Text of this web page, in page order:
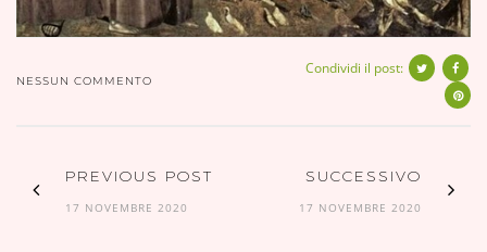
NESSUN COMMENTO
Condividi il post:
PREVIOUS POST
17 NOVEMBRE 2020
SUCCESSIVO
17 NOVEMBRE 2020